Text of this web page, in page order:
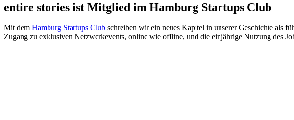
entire stories ist Mitglied im Hamburg Startups Club
Mit dem Hamburg Startups Club schreiben wir ein neues Kapitel in unserer Geschichte als
Zugang zu exklusiven Netzwerkevents, online wie offline, und die einjährige Nutzung des